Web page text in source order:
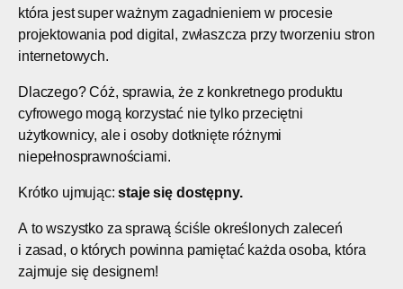
która jest super ważnym zagadnieniem w procesie
projektowania pod digital, zwłaszcza przy tworzeniu stron
internetowych.
Dlaczego? Cóż, sprawia, że z konkretnego produktu
cyfrowego mogą korzystać nie tylko przeciętni
użytkownicy, ale i osoby dotknięte różnymi
niepełnosprawnościami.
Krótko ujmując:staje się dostępny.
A to wszystko za sprawą ściśle określonych zaleceń
i zasad, o których powinna pamiętać każda osoba, która
zajmuje się designem!